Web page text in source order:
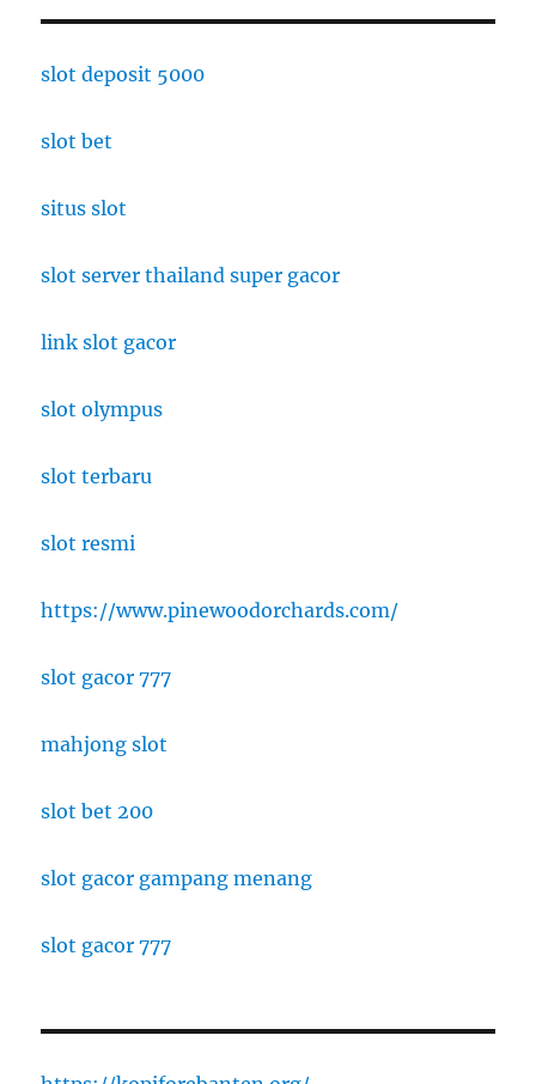
slot deposit 5000
slot bet
situs slot
slot server thailand super gacor
link slot gacor
slot olympus
slot terbaru
slot resmi
https://www.pinewoodorchards.com/
slot gacor 777
mahjong slot
slot bet 200
slot gacor gampang menang
slot gacor 777